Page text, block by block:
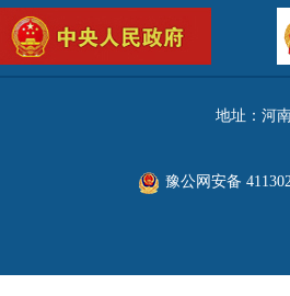
地址：河
豫公网安备